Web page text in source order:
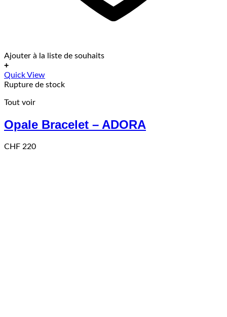
Ajouter à la liste de souhaits
+
Quick View
Rupture de stock
Tout voir
Opale Bracelet – ADORA
CHF 220